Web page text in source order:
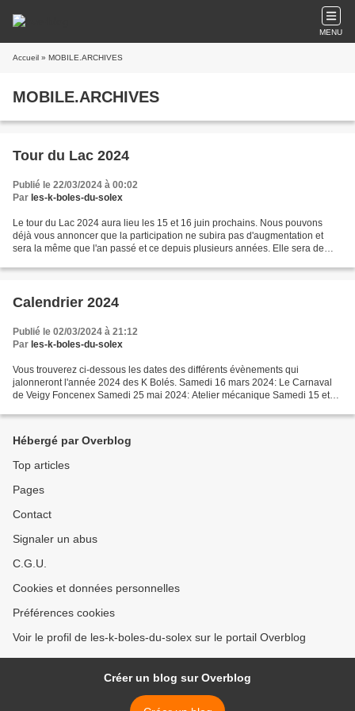
MENU
Accueil » MOBILE.ARCHIVES
MOBILE.ARCHIVES
Tour du Lac 2024
Publié le 22/03/2024 à 00:02
Par les-k-boles-du-solex
Le tour du Lac 2024 aura lieu les 15 et 16 juin prochains. Nous pouvons
déjà vous annoncer que la participation ne subira pas d'augmentation et
sera la même que l'an passé et ce depuis plusieurs années. Elle sera de
Calendrier 2024
Publié le 02/03/2024 à 21:12
Par les-k-boles-du-solex
Vous trouverez ci-dessous les dates des différents évènements qui
jalonneront l'année 2024 des K Bolés. Samedi 16 mars 2024: Le Carnaval
de Veigy Foncenex Samedi 25 mai 2024: Atelier mécanique Samedi 15 et
Hébergé par Overblog
Top articles
Pages
Contact
Signaler un abus
C.G.U.
Cookies et données personnelles
Préférences cookies
Voir le profil de les-k-boles-du-solex sur le portail Overblog
Créer un blog sur Overblog